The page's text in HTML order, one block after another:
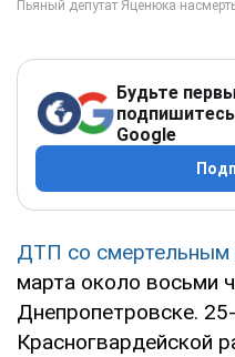
Будьте
Google
ДТП со смертельным
марта около восьми
Днепропетровске.
Красногвардейской